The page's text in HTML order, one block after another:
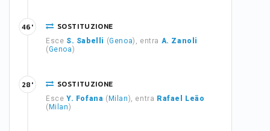
SOSTITUZIONE
Esce S. Sabelli (Genoa), entra A. Zanoli
(Genoa)
46'
SOSTITUZIONE
Esce Y. Fofana ( Milan), entra Rafael Leão
( Milan)
28'